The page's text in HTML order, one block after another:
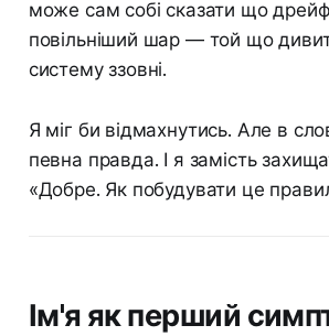
може сам собі сказати що
повільніший шар — той що
систему ззовні.
Я міг би відмахнутись. Але в
певна правда. І я замість
«Добре. Як побудувати це
Ім'я як перший